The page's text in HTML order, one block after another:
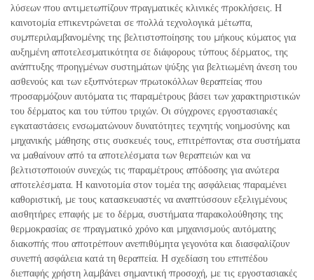
λύσεων που αντιμετωπίζουν πραγματικές κλινικές προκλήσεις. Η
καινοτομία επικεντρώνεται σε πολλά τεχνολογικά μέτωπα,
συμπεριλαμβανομένης της βελτιστοποίησης του μήκους κύματος για
αυξημένη αποτελεσματικότητα σε διάφορους τύπους δέρματος, της
ανάπτυξης προηγμένων συστημάτων ψύξης για βελτιωμένη άνεση του
ασθενούς και των εξυπνότερων πρωτοκόλλων θεραπείας που
προσαρμόζουν αυτόματα τις παραμέτρους βάσει των χαρακτηριστικών
του δέρματος και του τύπου τριχών. Οι σύγχρονες εργοστασιακές
εγκαταστάσεις ενσωματώνουν δυνατότητες τεχνητής νοημοσύνης και
μηχανικής μάθησης στις συσκευές τους, επιτρέποντας στα συστήματα
να μαθαίνουν από τα αποτελέσματα των θεραπειών και να
βελτιστοποιούν συνεχώς τις παραμέτρους απόδοσης για ανώτερα
αποτελέσματα. Η καινοτομία στον τομέα της ασφάλειας παραμένει
καθοριστική, με τους κατασκευαστές να αναπτύσσουν εξελιγμένους
αισθητήρες επαφής με το δέρμα, συστήματα παρακολούθησης της
θερμοκρασίας σε πραγματικό χρόνο και μηχανισμούς αυτόματης
διακοπής που αποτρέπουν ανεπιθύμητα γεγονότα και διασφαλίζουν
συνεπή ασφάλεια κατά τη θεραπεία. Η σχεδίαση του επιπέδου
διεπαφής χρήστη λαμβάνει σημαντική προσοχή, με τις εργοστασιακές